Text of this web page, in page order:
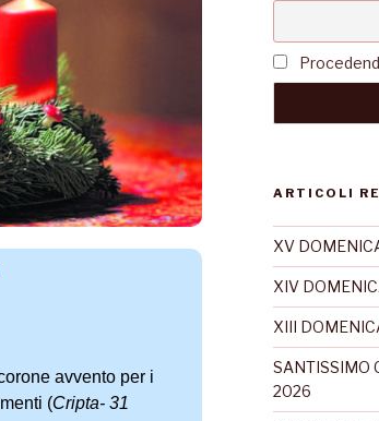
avvento per i
(Cripta- 31
ARTICOLI
XV
XIV
XIII
SANTISSIMO
2026